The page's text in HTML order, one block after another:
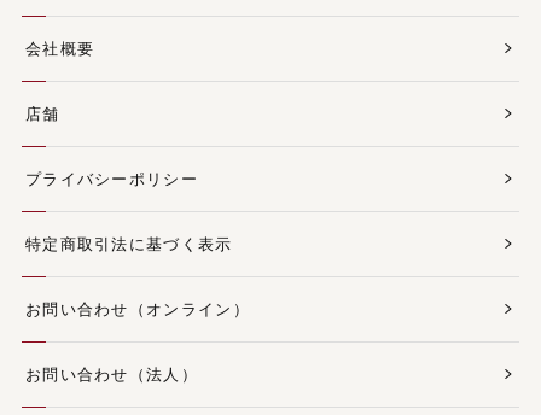
会社概要
店舗
プライバシーポリシー
特定商取引法に基づく表示
お問い合わせ（オンライン）
お問い合わせ（法人）